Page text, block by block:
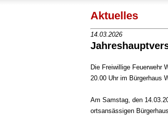
Aktuelles
14.03.2026
Die Freiwillige Feuerwehr
20.00 Uhr im Bürgerhaus
Am Samstag, den
ortsansässigen